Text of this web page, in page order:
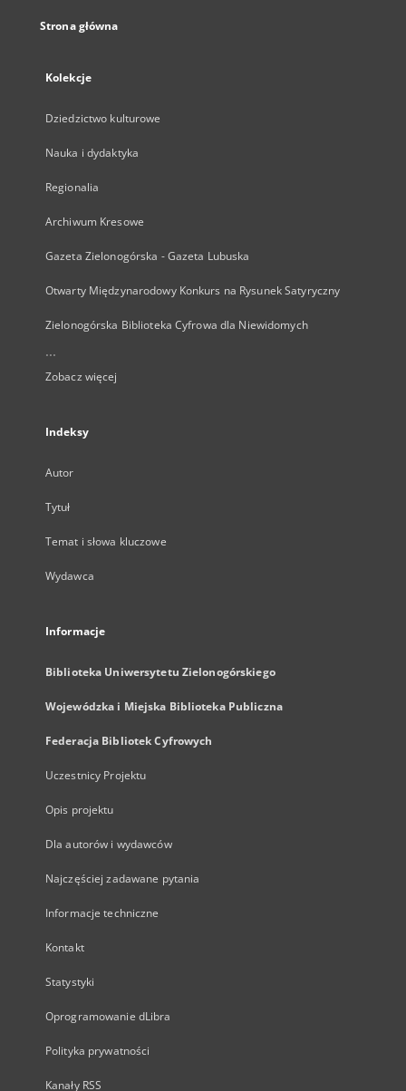
Strona główna
Kolekcje
Dziedzictwo kulturowe
Nauka i dydaktyka
Regionalia
Archiwum Kresowe
Gazeta Zielonogórska - Gazeta Lubuska
Otwarty Międzynarodowy Konkurs na Rysunek Satyryczny
Zielonogórska Biblioteka Cyfrowa dla Niewidomych
...
Zobacz więcej
Indeksy
Autor
Tytuł
Temat i słowa kluczowe
Wydawca
Informacje
Biblioteka Uniwersytetu Zielonogórskiego
Wojewódzka i Miejska Biblioteka Publiczna
Federacja Bibliotek Cyfrowych
Uczestnicy Projektu
Opis projektu
Dla autorów i wydawców
Najczęściej zadawane pytania
Informacje techniczne
Kontakt
Statystyki
Oprogramowanie dLibra
Polityka prywatności
Kanały RSS